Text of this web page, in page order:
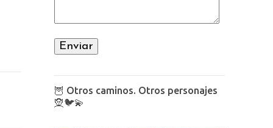
🦉 Otros caminos. Otros personajes
🧝🐦💫